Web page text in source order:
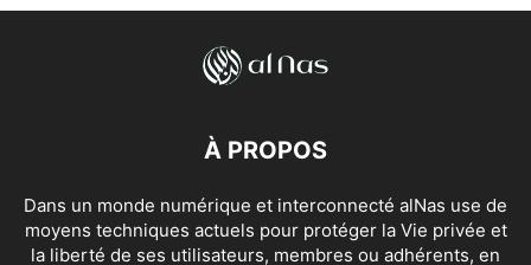
À PROPOS
Dans un monde numérique et interconnecté alNas use de
moyens techniques actuels pour protéger la Vie privée et
la liberté de ses utilisateurs, membres ou adhérents, en